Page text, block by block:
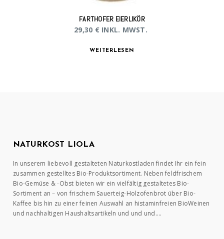
FARTHOFER EIERLIKÖR
29,30 € INKL. MWST.
WEITERLESEN
NATURKOST LIOLA
In unserem liebevoll gestalteten Naturkostladen findet Ihr ein fein
zusammen gestelltes Bio-Produktsortiment. Neben feldfrischem
Bio-Gemüse & -Obst bieten wir ein vielfältig gestaltetes Bio-
Sortiment an – von frischem Sauerteig-Holzofenbrot über Bio-
Kaffee bis hin zu einer feinen Auswahl an histaminfreien BioWeinen
und nachhaltigen Haushaltsartikeln und und und….